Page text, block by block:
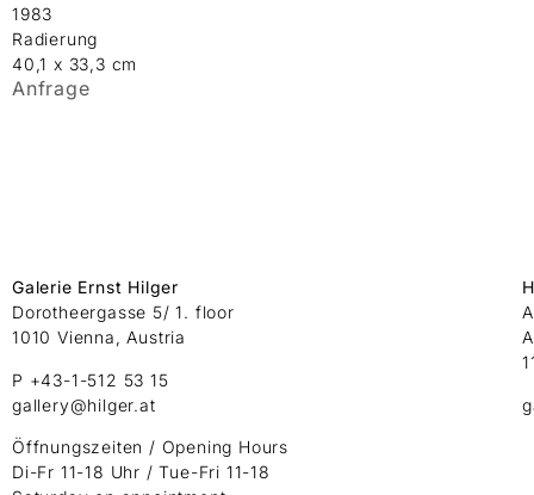
1983
Radierung
40,1 x 33,3 cm
Anfrage
Galerie Ernst Hilger
Dorotheergasse 5/ 1. floor
1010 Vienna, Austria
P +43-1-512 53 15
gallery@hilger.at
Öffnungszeiten / Opening Hours
Di-Fr 11-18 Uhr / Tue-Fri 11-18